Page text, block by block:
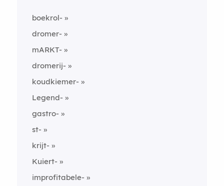
boekrol-
dromer-
mARKT-
dromerij-
koudkiemer-
Legend-
gastro-
st-
krijt-
Kuiert-
improfitabele-